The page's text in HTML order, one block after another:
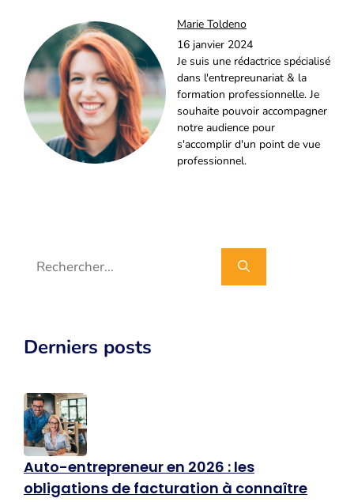
Marie Toldeno
16 janvier 2024
Je suis une rédactrice spécialisé
dans l'entrepreunariat & la
formation professionnelle. Je
souhaite pouvoir accompagner
notre audience pour
s'accomplir d'un point de vue
professionnel.
Rechercher :
Derniers posts
Auto-entrepreneur en 2026 : les
obligations de facturation à connaître